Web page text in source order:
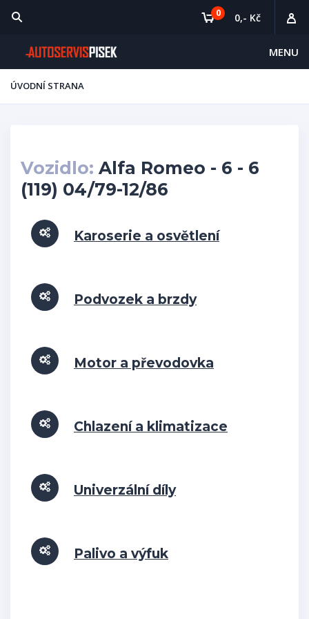
MENU
0 0,- Kč
ÚVODNÍ STRANA
Vozidlo: Alfa Romeo - 6 - 6
(119) 04/79-12/86
Karoserie a osvětlení
Podvozek a brzdy
Motor a převodovka
Chlazení a klimatizace
Univerzální díly
Palivo a výfuk